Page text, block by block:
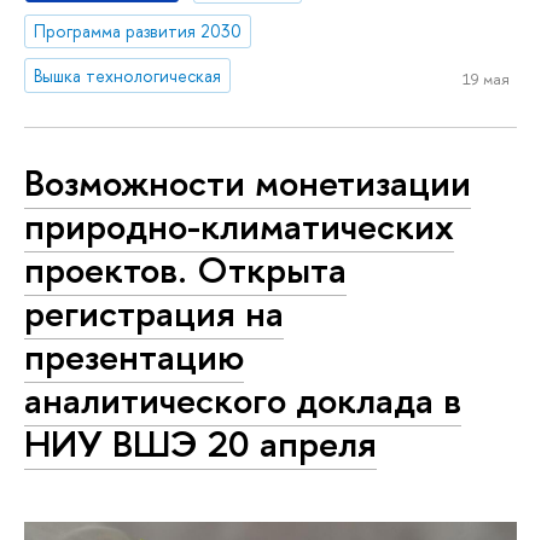
Программа развития 2030
Вышка технологическая
19 мая
Возможности монетизации
природно-климатических
проектов. Открыта
регистрация на
презентацию
аналитического доклада в
НИУ ВШЭ 20 апреля